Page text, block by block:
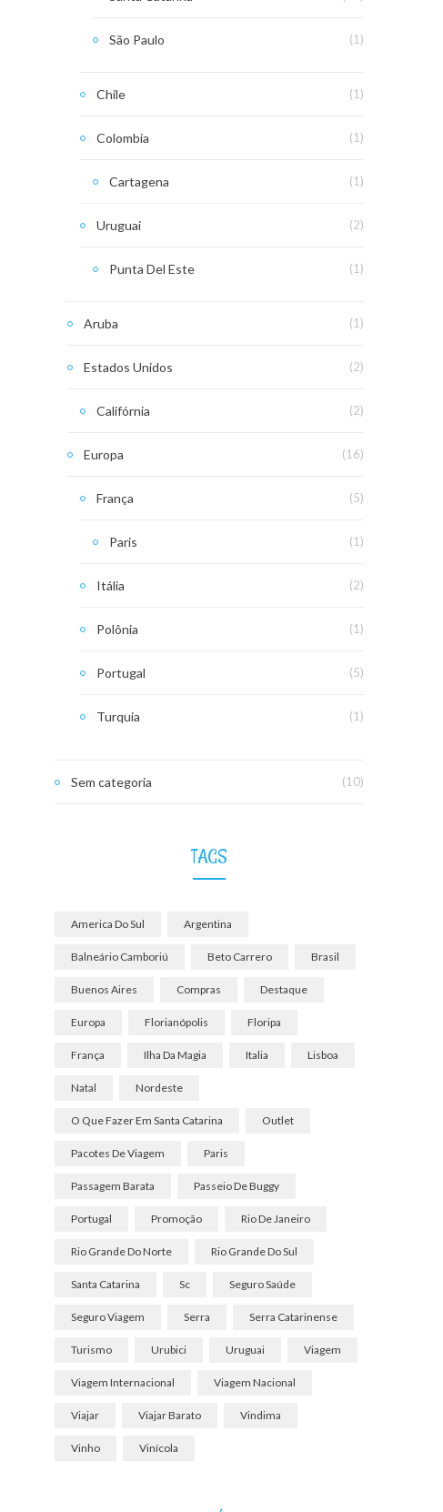
São Paulo (1)
Chile (1)
Colombia (1)
Cartagena (1)
Uruguai (2)
Punta Del Este (1)
Aruba (1)
Estados Unidos (2)
Califórnia (2)
Europa (16)
França (5)
Paris (1)
Itália (2)
Polônia (1)
Portugal (5)
Turquia (1)
Sem categoria (10)
TAGS
America Do Sul Argentina
Balneário Camboriú Beto Carrero Brasil
Buenos Aires Compras Destaque
Europa Florianópolis Floripa
França Ilha Da Magia Italia Lisboa
Natal Nordeste
O Que Fazer Em Santa Catarina Outlet
Pacotes De Viagem Paris
Passagem Barata Passeio De Buggy
Portugal Promoção Rio De Janeiro
Rio Grande Do Norte Rio Grande Do Sul
Santa Catarina Sc Seguro Saúde
Seguro Viagem Serra Serra Catarinense
Turismo Urubici Uruguai Viagem
Viagem Internacional Viagem Nacional
Viajar Viajar Barato Vindima
Vinho Vinícola